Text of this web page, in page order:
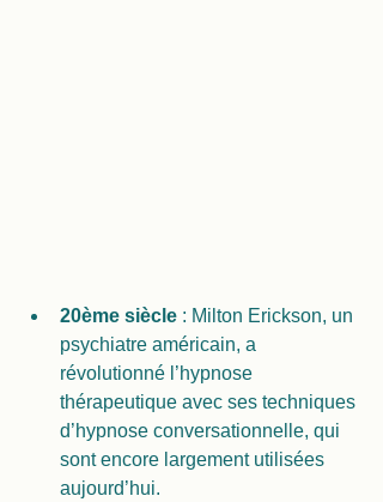
20ème siècle : Milton Erickson, un
psychiatre américain, a
révolutionné l’hypnose
thérapeutique avec ses techniques
d’hypnose conversationnelle, qui
sont encore largement utilisées
aujourd’hui.